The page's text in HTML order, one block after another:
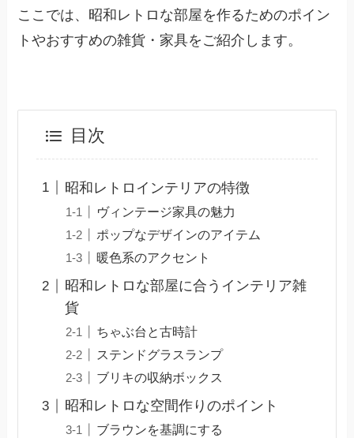
ここでは、昭和レトロな部屋を作るためのポイン
トやおすすめの雑貨・家具をご紹介します。
目次
昭和レトロインテリアの特徴
ヴィンテージ家具の魅力
ポップなデザインのアイテム
暖色系のアクセント
昭和レトロな部屋に合うインテリア雑
貨
ちゃぶ台と古時計
ステンドグラスランプ
ブリキの収納ボックス
昭和レトロな空間作りのポイント
ブラウンを基調にする